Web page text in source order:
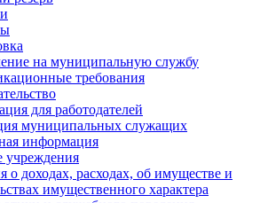
на муниципальную службу
требования
для работодателей
муниципальных служащих
информация
учреждения
о доходах, расходах, об имуществе и
имущественного характера